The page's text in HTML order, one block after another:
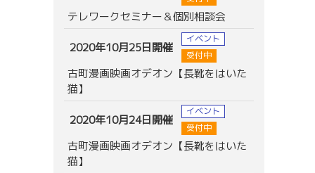
テレワークセミナー＆個別相談会
2020年10月25日開催
イベント
受付中
古町漫画映画オデオン【長靴をはいた
猫】
2020年10月24日開催
イベント
受付中
古町漫画映画オデオン【長靴をはいた
猫】